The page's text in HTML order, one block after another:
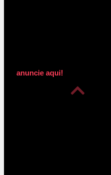
anuncie aqui!